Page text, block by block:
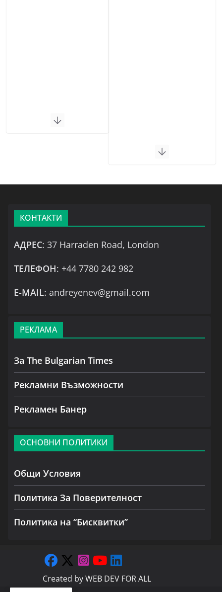
КОНТАКТИ
АДРЕС: 37 Harraden Road, London
ТЕЛЕФОН: +44 7780 242 982
Е-MAIL: andreyenev@gmail.com
РЕКЛАМА
За The Bulgarian Times
Рекламни Възможности
Рекламен Банер
ОСНОВНИ ПОЛИТИКИ
Общи Условия
Политика За Поверителност
Политика на “Бисквитки”
Created byWEB DEV FOR ALL